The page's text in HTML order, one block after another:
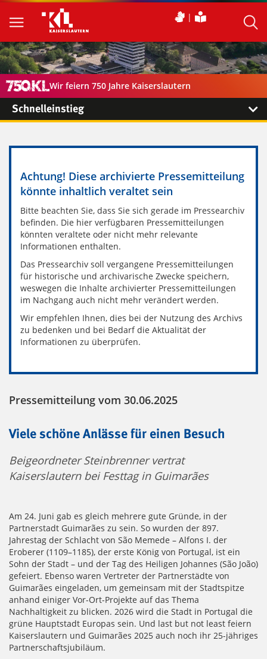
Wir feiern 750 Jahre Kaiserslautern
Schnelleinstieg
Achtung! Diese archivierte Pressemitteilung
könnte inhaltlich veraltet sein
Bitte beachten Sie, dass Sie sich gerade im Pressearchiv
befinden. Die hier verfügbaren Pressemitteilungen
könnten veraltete oder nicht mehr relevante
Informationen enthalten.
Das Pressearchiv soll vergangene Pressemitteilungen
für historische und archivarische Zwecke speichern,
weswegen die Inhalte archivierter Pressemitteilungen
im Nachgang auch nicht mehr verändert werden.
Wir empfehlen Ihnen, dies bei der Nutzung des Archivs
zu bedenken und bei Bedarf die Aktualität der
Informationen zu überprüfen.
Pressemitteilung vom 30.06.2025
Viele schöne Anlässe für einen Besuch
Beigeordneter Steinbrenner vertrat
Kaiserslautern bei Festtag in Guimarães
Am 24. Juni gab es gleich mehrere gute Gründe, in der
Partnerstadt Guimarães zu sein. So wurden der 897.
Jahrestag der Schlacht von São Memede – Alfons I. der
Eroberer (1109–1185), der erste König von Portugal, ist ein
Sohn der Stadt – und der Tag des Heiligen Johannes (São João)
gefeiert. Ebenso waren Vertreter der Partnerstädte von
Guimarães eingeladen, um gemeinsam mit der Stadtspitze
anhand einiger Vor-Ort-Projekte auf das Thema
Nachhaltigkeit zu blicken. 2026 wird die Stadt in Portugal die
grüne Hauptstadt Europas sein. Und last but not least feiern
Kaiserslautern und Guimarães 2025 auch noch ihr 25-jähriges
Partnerschaftsjubiläum.